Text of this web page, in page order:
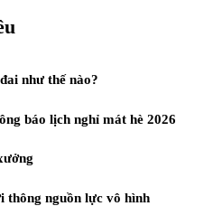
như thế nào?
báo lịch nghỉ mát hè 2026
nguồn lực vô hình